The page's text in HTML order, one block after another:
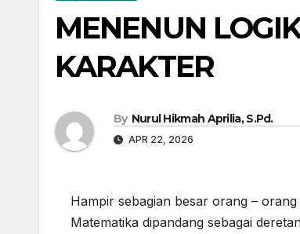
MENENUN
KARAKTER
By Nurul Hikmah Aprilia, S.Pd.
APR 22, 2026
Hampir sebagian besar orang –
Matematika dipandang sebagai